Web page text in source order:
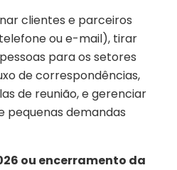
clientes e parceiros
ou e-mail), tirar
para os setores
de correspondências,
de reunião, e gerenciar
pequenas demandas
ou encerramento da